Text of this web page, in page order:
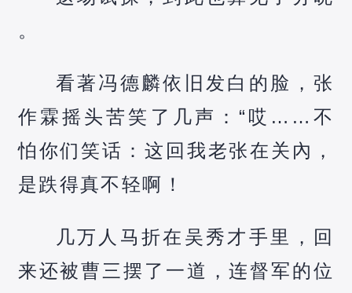
。
看著冯德麟依旧发白的脸，张
作霖摇头苦笑了几声：“哎……不
怕你们笑话：这回我老张在关內，
是跌得真不轻啊！
几万人马折在吴秀才手里，回
来还被曹三摆了一道，连督军的位